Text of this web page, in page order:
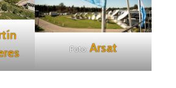
Foto:Arsat